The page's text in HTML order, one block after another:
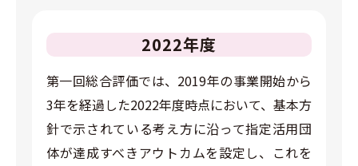
2022年度
第一回総合評価では、2019年の事業開始から
3年を経過した2022年度時点において、基本方
針で示されている考え方に沿って指定活用団
体が達成すべきアウトカムを設定し、これを